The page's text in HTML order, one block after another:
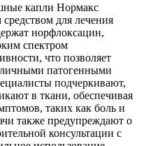
капли Нормакс
для лечения
норфлоксацин,
спектром
что позволяет
патогенными
подчеркивают,
в ткани, обеспечивая
таких как боль и
также предупреждают о
консультации с